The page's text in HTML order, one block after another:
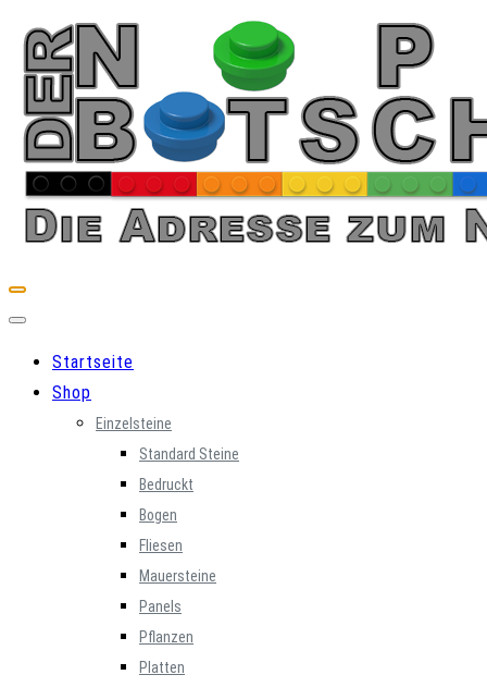
Skip
content
Startseite
Shop
Einzelsteine
Standard Steine
Bedruckt
Bogen
Fliesen
Mauersteine
Panels
Pflanzen
Platten